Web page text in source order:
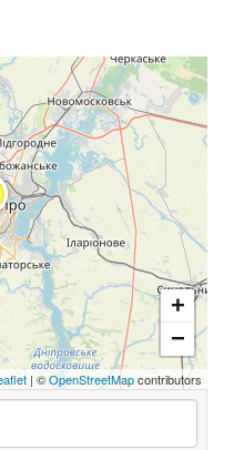
+
−
| ©OpenStreetMapcontributors